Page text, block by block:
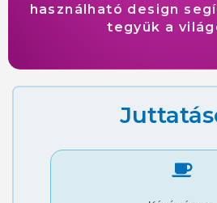
használható design
tegyük a